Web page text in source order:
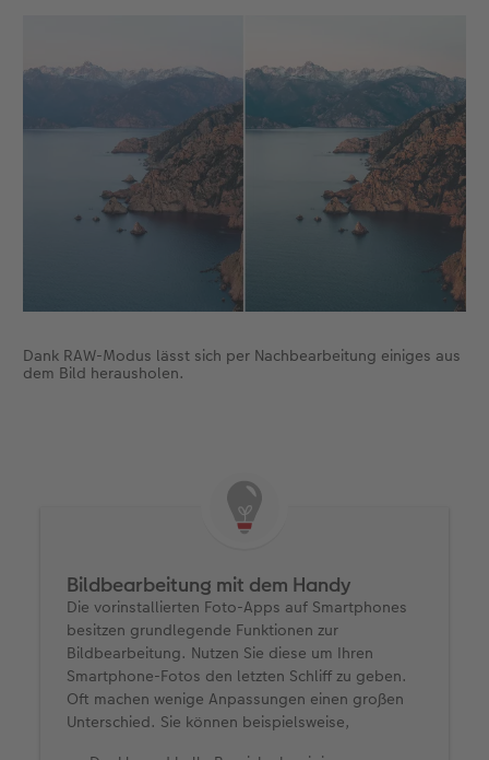
Dank RAW-Modus lässt sich per Nachbearbeitung einiges aus
dem Bild herausholen.
Bildbearbeitung mit dem Handy
Die vorinstallierten Foto-Apps auf Smartphones
besitzen grundlegende Funktionen zur
Bildbearbeitung. Nutzen Sie diese um Ihren
Smartphone-Fotos den letzten Schliff zu geben.
Oft machen wenige Anpassungen einen großen
Unterschied. Sie können beispielsweise,